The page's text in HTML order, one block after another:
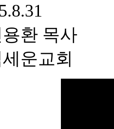
환 목사
운교회